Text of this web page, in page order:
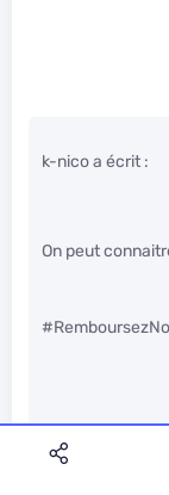
k-nico a écrit :
On peut
Il faut faire une